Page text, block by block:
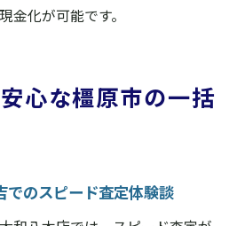
金化が可能です。
心な橿原市の一括
でのスピード査定体験談